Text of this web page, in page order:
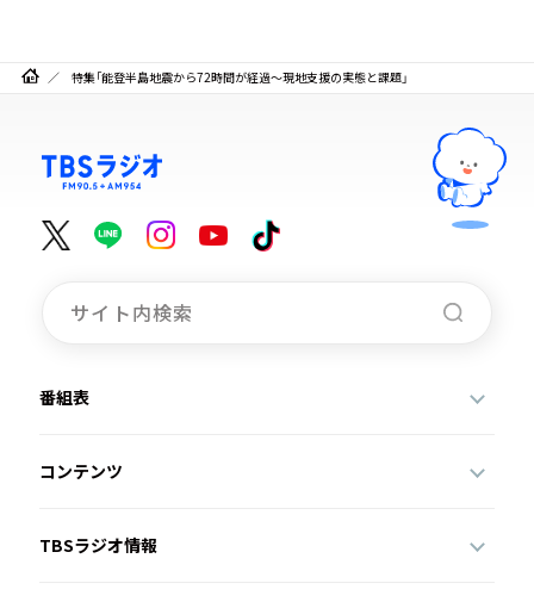
特集「能登半島地震から72時間が経過～現地支援の実態と課題」
番組表
コンテンツ
TBSラジオ情報